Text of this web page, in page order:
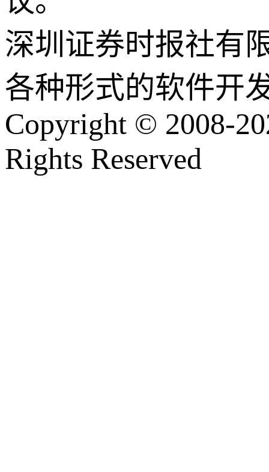
深圳证券时报社有
各种形式的软件开
Copyright © 2008-
Rights Reserved